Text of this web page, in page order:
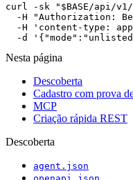
curl -sk "$BASE/api/
-H "Authorization:
-H 'content-type:
-d
Nesta página
Descoberta
Cadastro com prova
MCP
Criação rápida REST
Descoberta
agent.json